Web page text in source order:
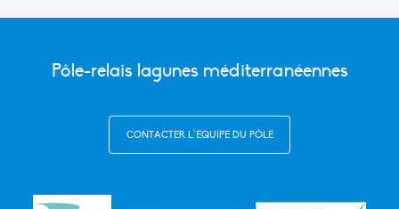
Pôle-relais lagunes méditerranéennes
CONTACTER L’ÉQUIPE DU PÔLE